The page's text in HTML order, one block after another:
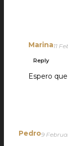
Marina11
Reply
Espero que
Pedro9